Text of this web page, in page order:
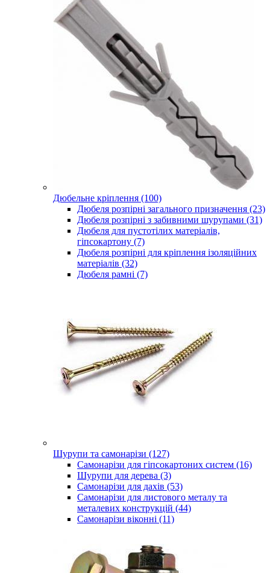
Дюбельне кріплення (100)
Дюбеля розпірні загального призначення (23)
Дюбеля розпірні з забивними шурупами (31)
Дюбеля для пустотілих матеріалів,
гіпсокартону (7)
Дюбеля розпірні для кріплення ізоляційних
матеріалів (32)
Дюбеля рамні (7)
Шурупи та самонарізи (127)
Самонарізи для гіпсокартоних систем (16)
Шурупи для дерева (3)
Самонарізи для дахів (53)
Самонарізи для листового металу та
металевих конструкцій (44)
Самонарізи віконні (11)